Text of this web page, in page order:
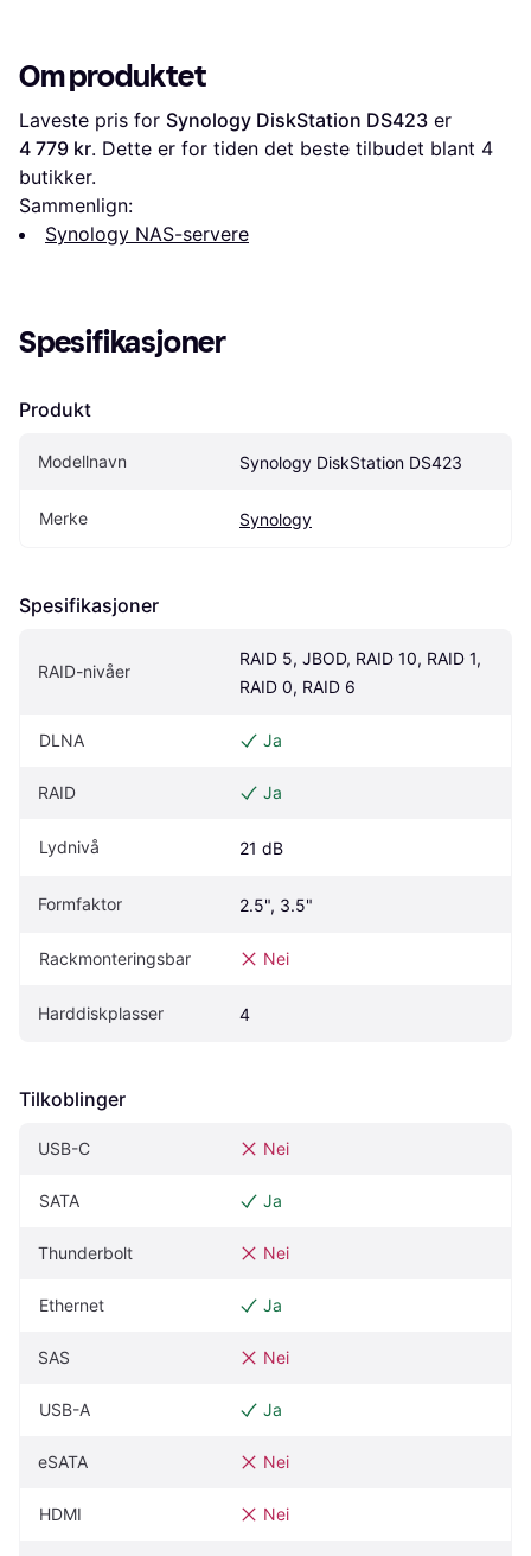
Om produktet
Laveste pris for Synology DiskStation DS423
4 779 kr. Dette er for tiden det beste tilbudet blant 4
butikker.
Sammenlign:
Synology NAS-servere
Spesifikasjoner
Produkt
Modellnavn Synology DiskStation DS423
Merke Synology
Spesifikasjoner
RAID-nivåer
RAID 5, JBOD, RAID 10, RAID 1,
RAID 0, RAID 6
DLNA Ja
RAID Ja
Lydnivå 21 dB
Formfaktor 2.5", 3.5"
Rackmonteringsbar Nei
Harddiskplasser 4
Tilkoblinger
USB-C Nei
SATA Ja
Thunderbolt Nei
Ethernet Ja
SAS Nei
USB-A Ja
eSATA Nei
HDMI Nei